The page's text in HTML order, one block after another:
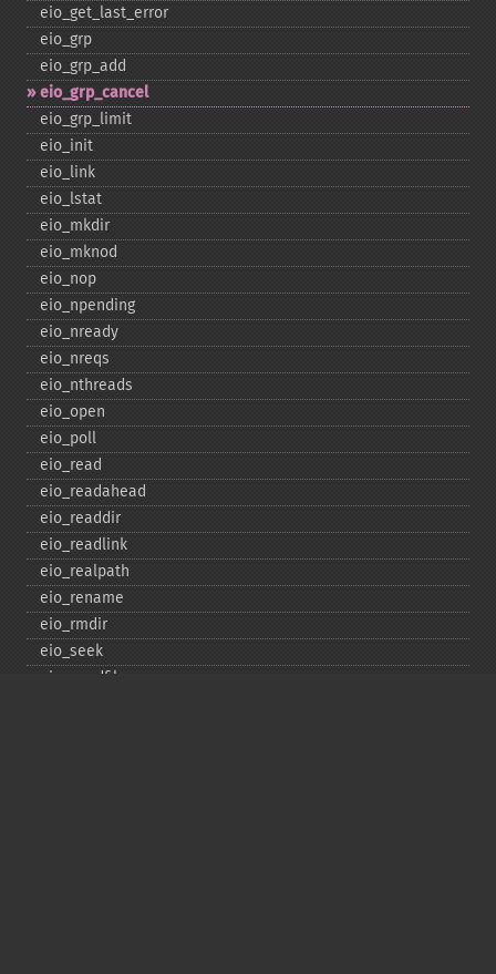
eio_​get_​last_​error
eio_​grp
eio_​grp_​add
eio_​grp_​cancel
eio_​grp_​limit
eio_​init
eio_​link
eio_​lstat
eio_​mkdir
eio_​mknod
eio_​nop
eio_​npending
eio_​nready
eio_​nreqs
eio_​nthreads
eio_​open
eio_​poll
eio_​read
eio_​readahead
eio_​readdir
eio_​readlink
eio_​realpath
eio_​rename
eio_​rmdir
eio_​seek
eio_​sendfile